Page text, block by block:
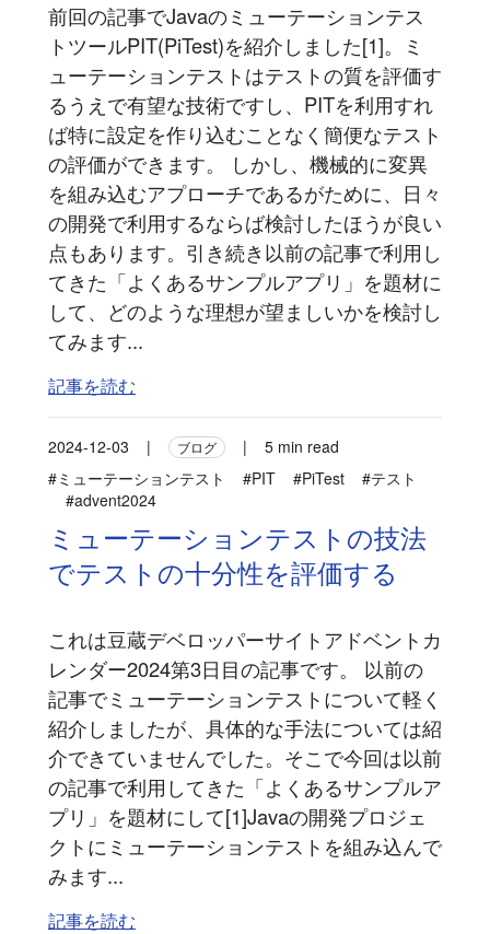
前回の記事でJavaのミューテーションテス
トツールPIT(PiTest)を紹介しました[1]。ミ
ューテーションテストはテストの質を評価す
るうえで有望な技術ですし、PITを利用すれ
ば特に設定を作り込むことなく簡便なテスト
の評価ができます。 しかし、機械的に変異
を組み込むアプローチであるがために、日々
の開発で利用するならば検討したほうが良い
点もあります。引き続き以前の記事で利用し
てきた「よくあるサンプルアプリ」を題材に
して、どのような理想が望ましいかを検討し
てみます...
記事を読む
2024-12-03 | ブログ |
5 min read
#ミューテーションテスト
#PIT #PiTest
#テスト
#advent2024
ミューテーションテストの技法
でテストの十分性を評価する
これは豆蔵デベロッパーサイトアドベントカ
レンダー2024第3日目の記事です。 以前の
記事でミューテーションテストについて軽く
紹介しましたが、具体的な手法については紹
介できていませんでした。そこで今回は以前
の記事で利用してきた「よくあるサンプルア
プリ」を題材にして[1]Javaの開発プロジェ
クトにミューテーションテストを組み込んで
みます...
記事を読む